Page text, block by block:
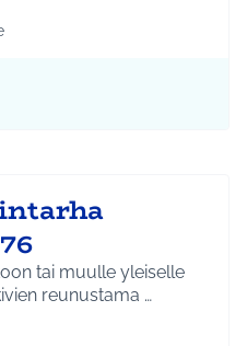
Riihikallio
mukaan: Infra ja liikenne
tai muulle yleiselle
kivien reunustama …